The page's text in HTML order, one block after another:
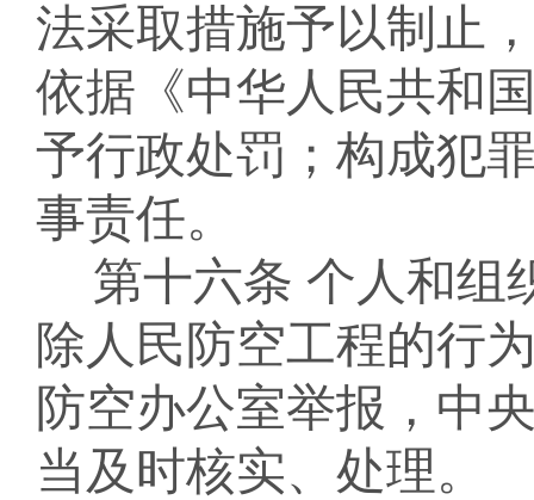
法采取措施予以制止
依据《中华人民共和
予行政处罚；构成犯
事责任。
第十六条 个人和组
除人民防空工程的行
防空办公室举报，中
当及时核实、处理。